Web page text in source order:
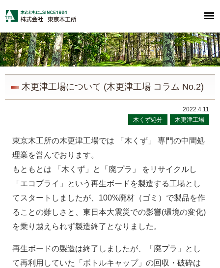
木更津工場について (木更津工場 コラム No.2)
2022.4.11
木くず処分
木更津工場
東京木工所の木更津工場では 「木くず」 専門の中間処
理業を営んでおります。
もともとは 「木くず」と「廃プラ」 をリサイクルし
「エコプライ」という再生ボードを製造する工場とし
てスタートしましたが、100%廃材（ゴミ）で製品を作
ることの難しさと、東日本大震災での影響(環境の変化)
を乗り越えられず製造終了となりました。
再生ボードの製造は終了しましたが、「廃プラ」とし
て再利用していた「ボトルキャップ」の回収・破砕は